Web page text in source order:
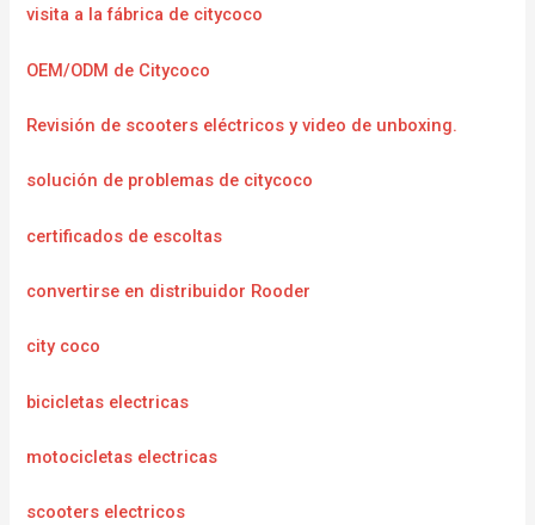
visita a la fábrica de citycoco
OEM/ODM de Citycoco
Revisión de scooters eléctricos y video de unboxing.
solución de problemas de citycoco
certificados de escoltas
convertirse en distribuidor Rooder
city coco
bicicletas electricas
motocicletas electricas
scooters electricos